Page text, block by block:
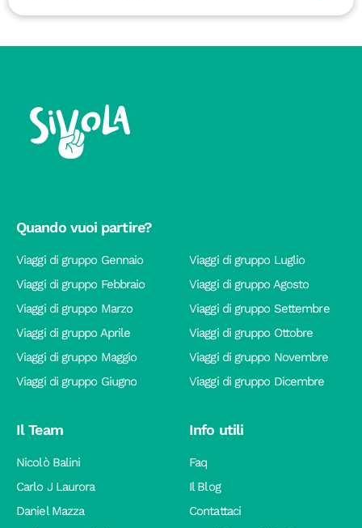
Quando vuoi partire?
Viaggi di gruppo Gennaio
Viaggi di gruppo Febbraio
Viaggi di gruppo Marzo
Viaggi di gruppo Aprile
Viaggi di gruppo Maggio
Viaggi di gruppo Giugno
Viaggi di gruppo Luglio
Viaggi di gruppo Agosto
Viaggi di gruppo Settembre
Viaggi di gruppo Ottobre
Viaggi di gruppo Novembre
Viaggi di gruppo Dicembre
Il Team
Nicolò Balini
Carlo J Laurora
Daniel Mazza
Info utili
Faq
Il Blog
Contattaci